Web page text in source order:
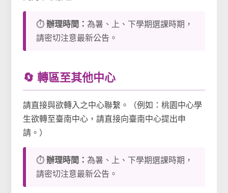
⏱️辦理時間：為暑、上、下學期選課時期，
請密切注意最新公告。
🔄 轉區至其他中心
請直接與欲轉入之中心聯繫。（例如：桃園中心學
生欲轉至臺南中心，請直接向臺南中心提出申
請。）
⏱️辦理時間：為暑、上、下學期選課時期，
請密切注意最新公告。